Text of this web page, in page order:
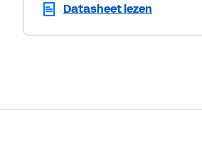
Datasheet lezen